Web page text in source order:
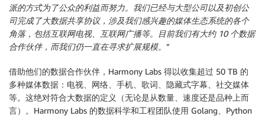
派的方式为了公众的利益而努力。我们已经与大型公司以及初创公
司完成了大数据共享协议，涉及我们感兴趣的媒体生态系统的各个
角落，包括互联网电视、互联网广播等。目前我们有大约 10 个数据
合作伙伴，而我们仍一直在寻求扩展规模。 ”
借助他们的数据合作伙伴，Harmony Labs 得以收集超过 50 TB 的
多种媒体数据：电视、网络、手机、歌词、隐藏式字幕、社交媒体
等。这绝对符合大数据的定义（无论是从数量、速度还是品种上而
言）。Harmony Labs 的数据科学和工程团队使用 Golang、Python